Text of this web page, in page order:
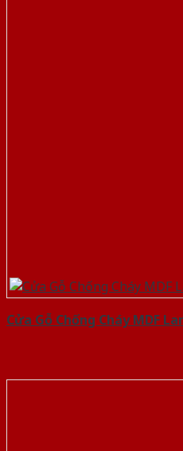
Cửa Gỗ Chống Cháy MDF